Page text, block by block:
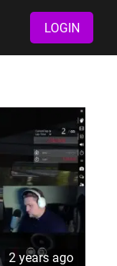
LOGIN
2 years ago